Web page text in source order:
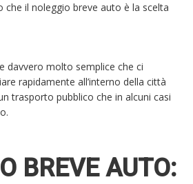
che il noleggio breve auto è la scelta
davvero molto semplice che ci
rapidamente all’interno della città
trasporto pubblico che in alcuni casi
BREVE AUTO: